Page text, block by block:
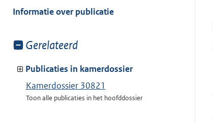
van:
Informatie over publicatie
Toon
van:
Gerelateerd
Publicaties in kamerdossier
Kamerdossier 30821
Toon alle publicaties in het hoofddossier